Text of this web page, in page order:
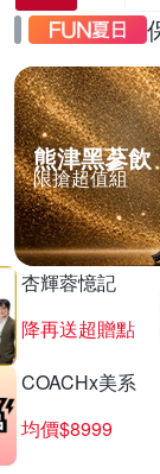
熊津黑蔘飲
限搶超值組
杏輝蓉憶記
降再送超贈點
COACHx美系
均價$8999